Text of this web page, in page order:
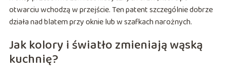
otwarciu wchodzą w przejście. Ten patent szczególnie dobrze
działa nad blatem przy oknie lub w szafkach narożnych.
Jak kolory i światło zmieniają wąską
kuchnię?